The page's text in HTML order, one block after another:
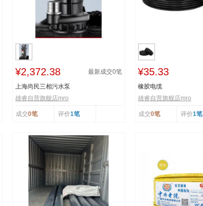
¥2,372.38 最新成交0笔
上海尚民三相污水泵
雄睿自营旗舰店mro
成交0笔 评价1笔
¥35.33
橡胶电缆
雄睿自营旗舰店mro
成交0笔 评价1笔